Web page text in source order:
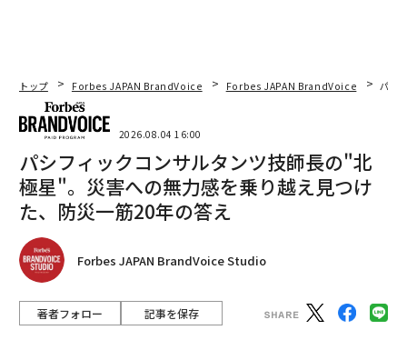
トップ Forbes JAPAN BrandVoice Forbes JAPAN BrandVoice パシ
2026.08.04 16:00
パシフィックコンサルタンツ技師長の"北
極星"。災害への無力感を乗り越え見つけ
た、防災一筋20年の答え
Forbes JAPAN BrandVoice Studio
著者フォロー 記事を保存